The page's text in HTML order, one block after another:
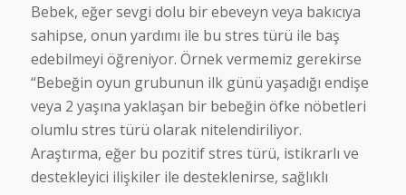
Bebek, eğer sevgi dolu bir ebeveyn veya bakıcıya
sahipse, onun yardımı ile bu stres türü ile baş
edebilmeyi öğreniyor. Örnek vermemiz gerekirse
“Bebeğin oyun grubunun ilk günü yaşadığı endişe
veya 2 yaşına yaklaşan bir bebeğin öfke nöbetleri
olumlu stres türü olarak nitelendiriliyor.
Araştırma, eğer bu pozitif stres türü, istikrarlı ve
destekleyici ilişkiler ile desteklenirse, sağlıklı